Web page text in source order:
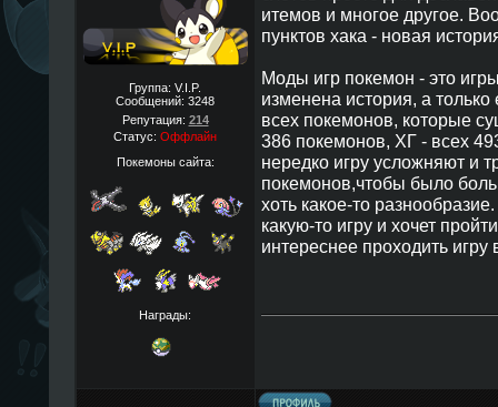
Группа: V.I.P.
Сообщений: 3248
Репутация: 214
Статус: Оффлайн
Покемоны сайта:
Награды:
итемов и многое другое.
пунктов хака - новая
Моды игр покемон - это
изменена история, а
всех покемонов, которые
386 покемонов, ХГ - всех
нередко игру усложняют и
покемонов,чтобы было
хоть какое-то
какую-то игру и хочет
интереснее проходить